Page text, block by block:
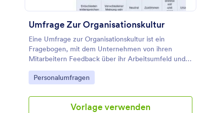
Umfrage Zur Organisationskultur
Eine Umfrage zur Organisationskultur ist ein
Fragebogen, mit dem Unternehmen von ihren
Mitarbeitern Feedback über ihr Arbeitsumfeld und
ihre Kultur einholen.
Go to Category:
Personalumfragen
Vorlage verwenden